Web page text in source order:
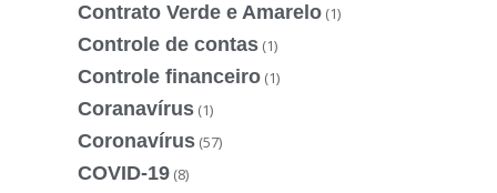
Contrato Verde e Amarelo (1)
Controle de contas (1)
Controle financeiro (1)
Coranavírus (1)
Coronavírus (57)
COVID-19 (8)